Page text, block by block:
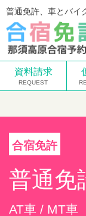
普通免許、車とバイ
資料請求
合宿免許
普通免
AT車 / MT車